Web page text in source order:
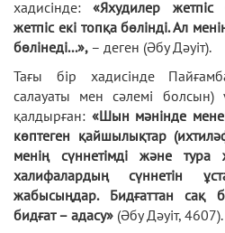
хадисінде:«Яхудилер жетпіс
жетпіс екі топқа бөлінді. Ал
бөлінеді...», – деген (Әбу Дәуіт).
Тағы бір хадисінде
салауаты мен сәлемі болсын)
қалдырған: «Шын мәнінде
көптеген қайшылықтар
менің сүннетімді және тура
халифалардың сүннетін
жабысыңдар. Бидғаттан сақ
бидғат – адасу» (Әбу Дәуіт, 4607).